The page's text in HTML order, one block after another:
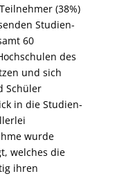
(38%)
Studien-
60
des
und sich
Schüler
in die Studien-
wurde
welches die
ihren